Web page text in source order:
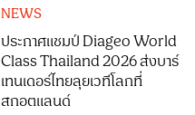
NEWS
ประกาศแชมป์ Diageo World
Class Thailand 2026 ส่งบาร์
เทนเดอร์ไทยลุยเวทีโลกที่
สกอตแลนด์